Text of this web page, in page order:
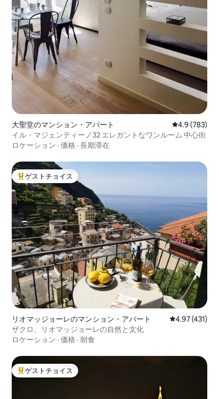
大聖堂のマンション・アパート レビュー783
4.9 (783)
イル・マジェンティーノ32 エレガントなワンルーム 中心街
ロケーション · 価格 · 長期滞在
大好評のゲストチョイスです。
ゲストチョイス
リオマッジョーレのマンション・アパート レビュー431
4.97 (431)
ザクロ、リオマッジョーレの自然と文化
ロケーション · 価格 · 朝食
大好評のゲストチョイスです。
ゲストチョイス